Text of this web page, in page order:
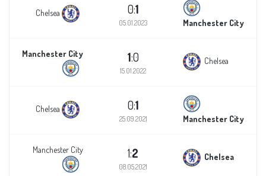
Chelsea 0:1
05.01.2023 Manchester City
Manchester City 1:0
15.01.2022
Chelsea
Chelsea 0:1
25.09.2021 Manchester City
Manchester City 1:2
08.05.2021
Chelsea